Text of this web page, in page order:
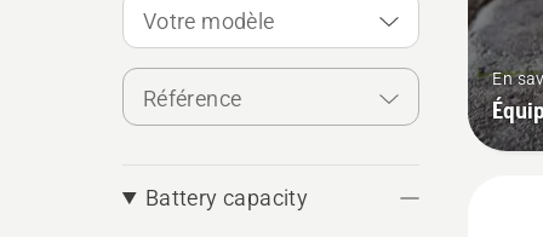
Votre modèle
Référence
Battery capacity
En